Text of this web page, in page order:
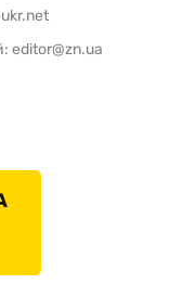
editor@zn.ua